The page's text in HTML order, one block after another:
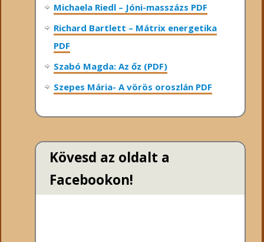
Michaela Riedl – Jóni-masszázs PDF
Richard Bartlett – Mátrix energetika
PDF
Szabó Magda: Az őz (PDF)
Szepes Mária- A vörös oroszlán PDF
Kövesd az oldalt a
Facebookon!